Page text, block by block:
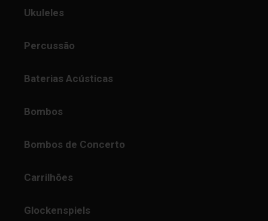
Ukuleles
Percussão
Baterias Acústicas
Bombos
Bombos de Concerto
Carrilhões
Glockenspiels